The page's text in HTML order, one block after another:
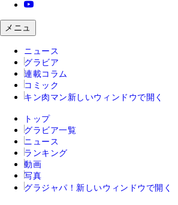
メニュ
ニュース
グラビア
連載コラム
コミック
キン肉マン 新しいウィンドウで開く
トップ
グラビア一覧
ニュース
ランキング
動画
写真
グラジャパ！ 新しいウィンドウで開く